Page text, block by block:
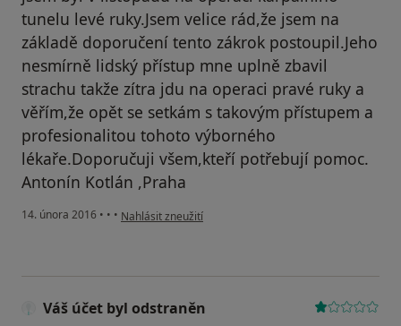
tunelu levé ruky.Jsem velice rád,že jsem na
základě doporučení tento zákrok postoupil.Jeho
nesmírně lidský přístup mne uplně zbavil
strachu takže zítra jdu na operaci pravé ruky a
věřím,že opět se setkám s takovým přístupem a
profesionalitou tohoto výborného
lékaře.Doporučuji všem,kteří potřebují pomoc.
Antonín Kotlán ,Praha
14. února 2016 • • • podle názoru uživatele Váš účet byl odstraněn
Nahlásit zneužití
Váš účet byl odstraněn